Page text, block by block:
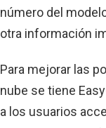
número del
otra información
Para mejorar las
nube se tiene
a los usuarios